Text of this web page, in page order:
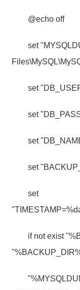
@echo off
set
set
set
set
set
set
if not exist